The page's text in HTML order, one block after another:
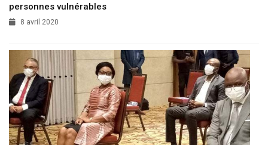
personnes vulnérables
8 avril 2020